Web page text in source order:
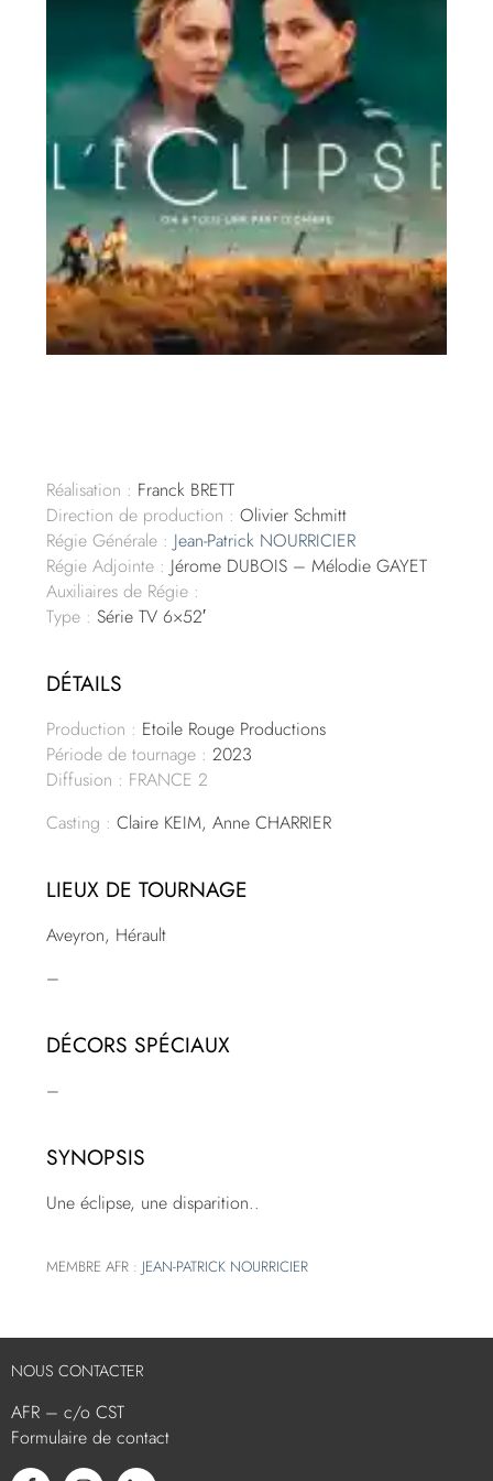
Réalisation : Franck BRETT
Direction de production : Olivier Schmitt
Régie Générale : Jean-Patrick NOURRICIER
Régie Adjointe : Jérome DUBOIS – Mélodie GAYET
Auxiliaires de Régie :
Type : Série TV 6×52′
DÉTAILS
Production : Etoile Rouge Productions
Période de tournage : 2023
Diffusion : FRANCE 2
Casting : Claire KEIM, Anne CHARRIER
LIEUX DE TOURNAGE
Aveyron, Hérault
–
DÉCORS SPÉCIAUX
–
SYNOPSIS
Une éclipse, une disparition..
MEMBRE AFR : JEAN-PATRICK NOURRICIER
NOUS CONTACTER
AFR – c/o CST
Formulaire de contact